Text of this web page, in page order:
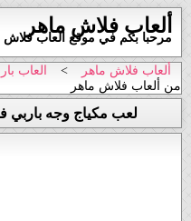
ألعاب فلاش ماهر
مرحبا بكم في موقع العاب فلاش
ألعاب فلاش ماهر > العاب
من ألعاب فلاش ماهر
لعب مكياج وجه باربي